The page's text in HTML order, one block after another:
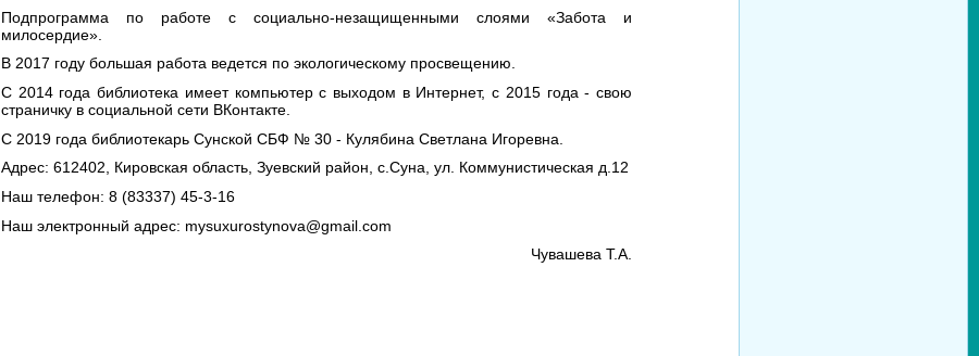
Подпрограмма по работе с социально-незащищенными слоями «Забота и
милосердие».
В 2017 году большая работа ведется по экологическому просвещению.
С 2014 года библиотека имеет компьютер с выходом в Интернет, с 2015 года - свою
страничку в социальной сети ВКонтакте.
С 2019 года библиотекарь Сунской СБФ № 30 - Кулябина Светлана Игоревна.
Адрес: 612402, Кировская область, Зуевский район, с.Суна, ул. Коммунистическая д.12
Наш телефон: 8 (83337) 45-3-16
Наш электронный адрес: mysuxurostynova@gmail.com
Чувашева Т.А.